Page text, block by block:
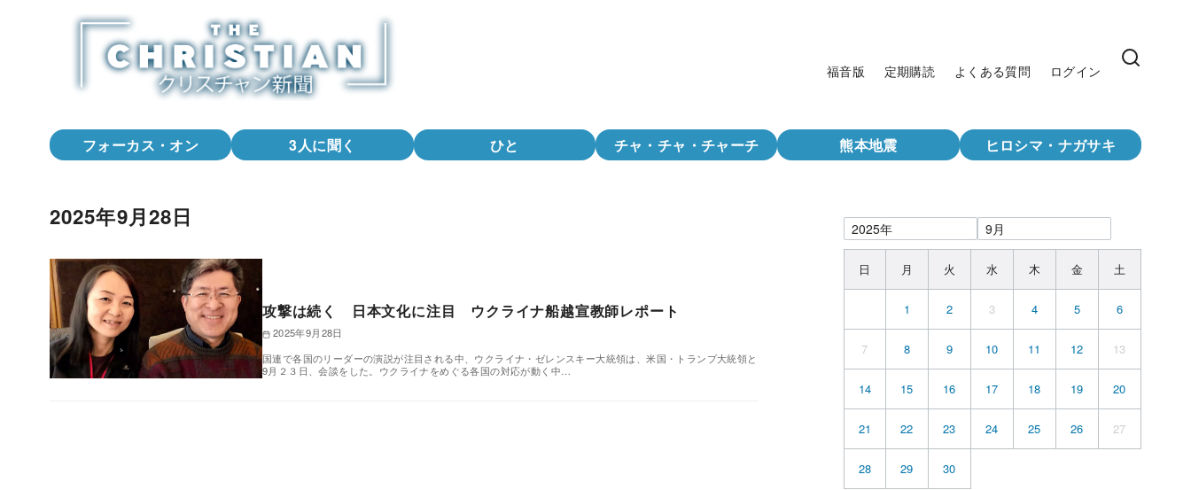
福音版 定期購読 よくある質問 ログイン
フォーカス・オン 3人に聞く ひと チャ・チャ・チャーチ 熊本地震 ヒロシマ・ナガサキ
2025年9月28日
攻撃は続く 日本文化に注目 ウクライナ船越宣教師レポート
2025年9月28日
国連で各国のリーダーの演説が注目される中、ウクライナ・ゼレンスキー大統領は、米国・トランプ大統領と
9月２３日、会談をした。ウクライナをめぐる各国の対応が動く中…
日 月 火 水 木 金 土
1 2 3 4 5 6
7 8 9 10 11 12 13
14 15 16 17 18 19 20
21 22 23 24 25 26 27
28 29 30